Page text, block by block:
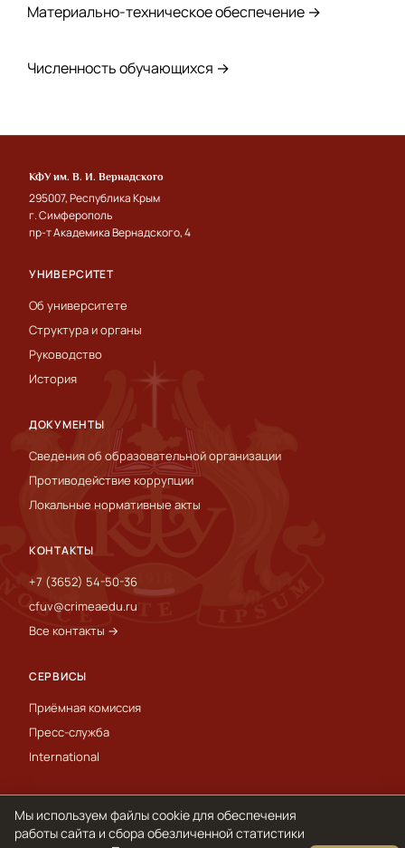
Материально-техническое обеспечение →
Численность обучающихся →
КФУ им. В. И. Вернадского
295007, Республика Крым
г. Симферополь
пр-т Академика Вернадского, 4
УНИВЕРСИТЕТ
Об университете
Структура и органы
Руководство
История
ДОКУМЕНТЫ
Сведения об образовательной организации
Противодействие коррупции
Локальные нормативные акты
КОНТАКТЫ
+7 (3652) 54-50-36
cfuv@crimeaedu.ru
Все контакты →
СЕРВИСЫ
Приёмная комиссия
Пресс-служба
International
© 1918–2026 ФГАОУ ВО «КФУ им. В. И. Вернадского»
Обработка персональных данных и cookie
Мы используем файлы cookie для обеспечения
работы сайта и сбора обезличенной статистики